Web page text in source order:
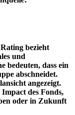
bezieht
und
bedeuten, dass ein
abschneidet.
angezeigt.
des Fonds,
oder in Zukunft